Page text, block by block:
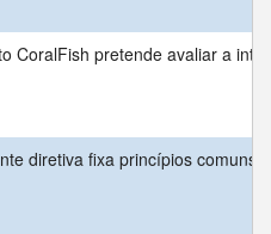
CoralFish pretende avaliar a
diretiva fixa princípios comuns
(DQEM)